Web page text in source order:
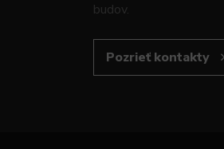
budov.
Pozrieť kontakty